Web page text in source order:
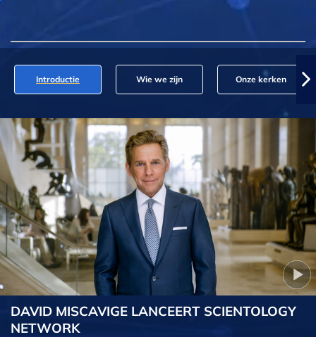
Introductie Wie we zijn Onze kerken
DAVID MISCAVIGE LANCEERT SCIENTOLOGY
NETWORK